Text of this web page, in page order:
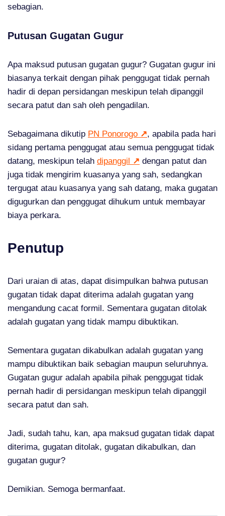
sebagian.
Putusan Gugatan Gugur
Apa maksud putusan gugatan gugur? Gugatan gugur ini
biasanya terkait dengan pihak penggugat tidak pernah
hadir di depan persidangan meskipun telah dipanggil
secara patut dan sah oleh pengadilan.
Sebagaimana dikutip PN Ponorogo ↗, apabila pada hari
sidang pertama penggugat atau semua penggugat tidak
datang, meskipun telah dipanggil ↗ dengan patut dan
juga tidak mengirim kuasanya yang sah, sedangkan
tergugat atau kuasanya yang sah datang, maka gugatan
digugurkan dan penggugat dihukum untuk membayar
biaya perkara.
Penutup
Dari uraian di atas, dapat disimpulkan bahwa putusan
gugatan tidak dapat diterima adalah gugatan yang
mengandung cacat formil. Sementara gugatan ditolak
adalah gugatan yang tidak mampu dibuktikan.
Sementara gugatan dikabulkan adalah gugatan yang
mampu dibuktikan baik sebagian maupun seluruhnya.
Gugatan gugur adalah apabila pihak penggugat tidak
pernah hadir di persidangan meskipun telah dipanggil
secara patut dan sah.
Jadi, sudah tahu, kan, apa maksud gugatan tidak dapat
diterima, gugatan ditolak, gugatan dikabulkan, dan
gugatan gugur?
Demikian. Semoga bermanfaat.